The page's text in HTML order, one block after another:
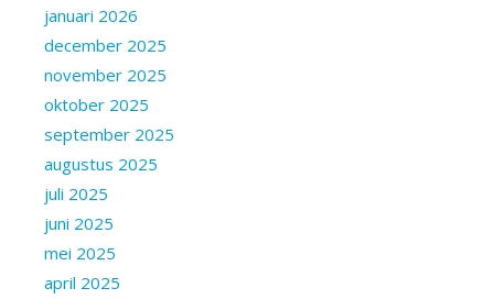
januari 2026
december 2025
november 2025
oktober 2025
september 2025
augustus 2025
juli 2025
juni 2025
mei 2025
april 2025